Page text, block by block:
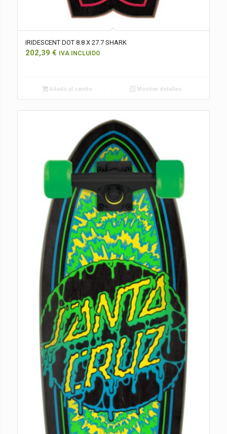
IRIDESCENT DOT 8.8 X 27.7 SHARK
202,39 € IVA INCLUIDO
Añadir al carrito Mostrar detalles